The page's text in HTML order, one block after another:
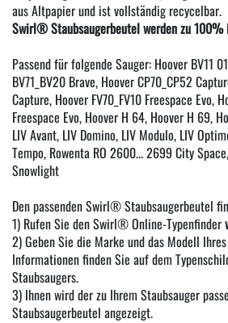
aus Altpapier und ist vollständig recycelbar.
Swirl® Staubsaugerbeutel werden zu
Passend für folgende Sauger: Hoover BV11
BV71_BV20 Brave, Hoover CP70_CP52
Capture, Hoover FV70_FV10 Freespace Evo,
Freespace Evo, Hoover H 64, Hoover H 69,
LIV Avant, LIV Domino, LIV Modulo, LIV
Tempo, Rowenta RO 2600... 2699 City
Snowlight
Den passenden Swirl® Staubsaugerbeutel
1) Rufen Sie den Swirl® Online-Typenfinder
2) Geben Sie die Marke und das Modell
Informationen finden Sie auf dem
Staubsaugers.
3) Ihnen wird der zu Ihrem Staubsauger
Staubsaugerbeutel angezeigt.